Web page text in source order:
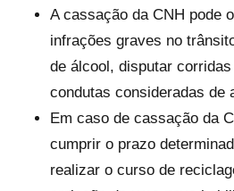
A cassação da CNH pode
infrações graves no
de álcool, disputar
condutas consideradas de
Em caso de cassação da
cumprir o prazo
realizar o curso de